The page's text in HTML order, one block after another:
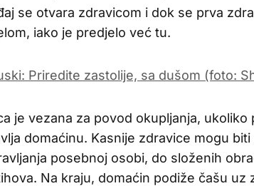
se otvara zdravicom i dok se prva
iako je predjelo već tu.
je vezana za povod okupljanja, ukoliko
domaćinu. Kasnije zdravice mogu
posebnoj osobi, do složenih
Na kraju, domaćin podiže čašu uz